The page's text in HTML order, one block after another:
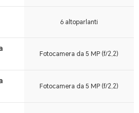
6 altoparlanti
Fotocamera da 5 MP (f/2,2)
Fotocamera da 5 MP (f/2,2)